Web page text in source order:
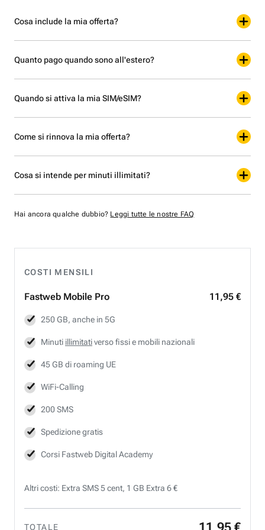
COSTI MENSILI
Fastweb Mobile Pro 11,95 €
250 GB, anche in 5G
Minuti illimitativerso fissi e mobili nazionali
45 GB di roaming UE
WiFi-Calling
200 SMS
Spedizione gratis
Corsi Fastweb Digital Academy
Altri costi: Extra SMS 5 cent, 1 GB Extra 6 €
TOTALE
Cosa include la mia offerta?
Quanto pago quando sono all'estero?
Quando si attiva la mia SIM/eSIM?
Come si rinnova la mia offerta?
Cosa si intende per minuti illimitati?
Hai ancora qualche dubbio? Leggi tutte le nostre FAQ